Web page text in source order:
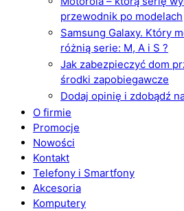
przewodnik po modelach
Samsung Galaxy. Który
różnią serie: M, A i S ?
Jak zabezpieczyć dom
środki zapobiegawcze
Dodaj opinię i zdobądź
O firmie
Promocje
Nowości
Kontakt
Telefony i Smartfony
Akcesoria
Komputery